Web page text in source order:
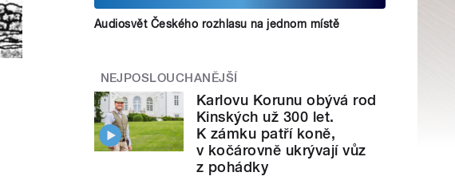
Audiosvět Českého rozhlasu na jednom místě
NEJPOSLOUCHANĚJŠÍ
Karlovu Korunu obývá rod
Kinských už 300 let.
K zámku patří koně,
v kočárovně ukrývají vůz
z pohádky